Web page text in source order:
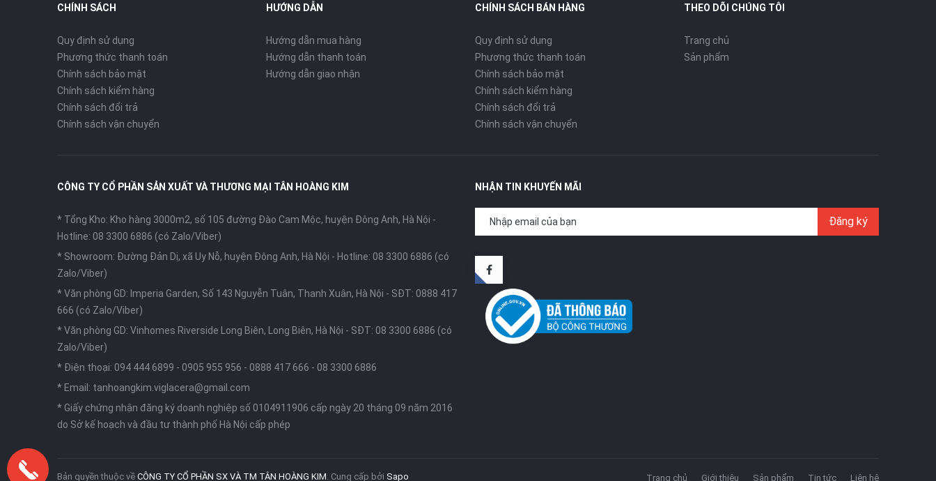
CHÍNH SÁCH
Quy định sử dụng
Phương thức thanh toán
Chính sách bảo mật
Chính sách kiểm hàng
Chính sách đổi trả
Chính sách vận chuyển
HƯỚNG DẪN
Hướng dẫn mua hàng
Hướng dẫn thanh toán
Hướng dẫn giao nhận
CHÍNH SÁCH BÁN HÀNG
Quy định sử dụng
Phương thức thanh toán
Chính sách bảo mật
Chính sách kiểm hàng
Chính sách đổi trả
Chính sách vận chuyển
THEO DÕI CHÚNG TÔI
Trang chủ
Sản phẩm
CÔNG TY CỔ PHẦN SẢN XUẤT VÀ THƯƠNG MẠI TÂN HOÀNG KIM
* Tổng Kho: Kho hàng 3000m2, số 105 đường Đào Cam Mộc, huyện Đông Anh, Hà Nội -
Hotline: 08 3300 6886 (có Zalo/Viber)
* Showroom: Đường Đản Dị, xã Uy Nỗ, huyện Đông Anh, Hà Nội - Hotline: 08 3300 6886 (có
Zalo/Viber)
* Văn phòng GD: Imperia Garden, Số 143 Nguyễn Tuân, Thanh Xuân, Hà Nội - SĐT: 0888 417
666 (có Zalo/Viber)
* Văn phòng GD: Vinhomes Riverside Long Biên, Long Biên, Hà Nội - SĐT: 08 3300 6886 (có
Zalo/Viber)
* Điện thoại: 094 444 6899 - 0905 955 956 - 0888 417 666 - 08 3300 6886
* Email: tanhoangkim.viglacera@gmail.com
* Giấy chứng nhận đăng ký doanh nghiệp số 0104911906 cấp ngày 20 tháng 09 năm 2016
do Sở kế hoạch và đầu tư thành phố Hà Nội cấp phép
NHẬN TIN KHUYẾN MÃI
Đăng ký
Bản quyền thuộc về CÔNG TY CỔ PHẦN SX VÀ TM TÂN HOÀNG KIM Cung cấp bởi Sapo Trang chủ Giới thiệu Sản phẩm Tin tức Liên hệ